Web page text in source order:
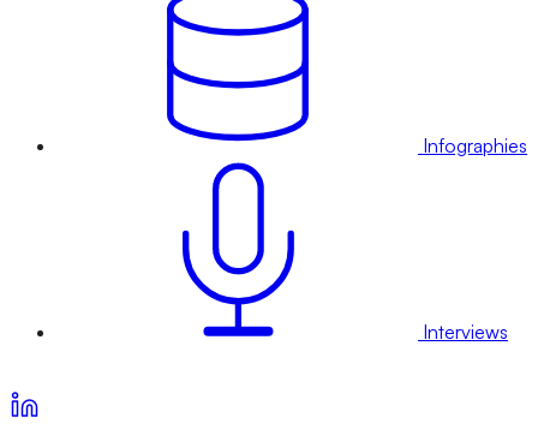
Infographies
Interviews